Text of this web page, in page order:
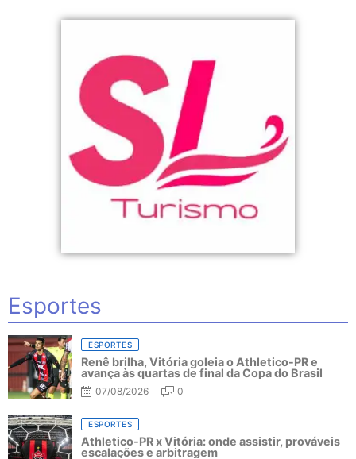
Esportes
ESPORTES
Renê brilha, Vitória goleia o Athletico-PR e
avança às quartas de final da Copa do Brasil
07/08/2026 0
ESPORTES
Athletico-PR x Vitória: onde assistir, prováveis
escalações e arbitragem